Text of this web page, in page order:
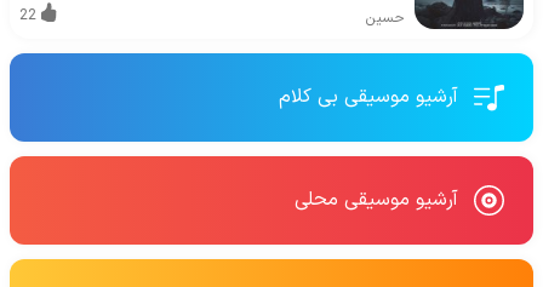
حسین 22
آرشیو موسیقی بی کلام
آرشیو موسیقی محلی